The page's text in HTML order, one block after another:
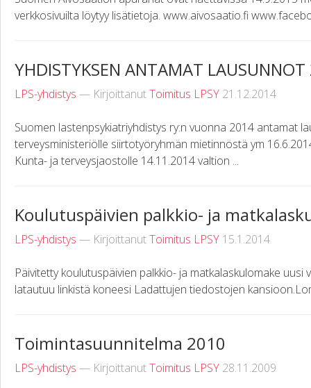
verkkosivuilta löytyy lisätietoja. www.aivosaatio.fi
YHDISTYKSEN ANTAMAT
LPS-yhdistys — KirjoittanutToimitus LPSY 21.12.2014
Suomen lastenpsykiatriyhdistys ry:n vuonna 2014 antamat
terveysministeriölle siirtotyöryhmän mietinnöstä ym
Kunta- ja terveysjaostolle 14.11.2014 valtion ...
Koulutuspäivien palkkio- ja
LPS-yhdistys — KirjoittanutToimitus LPSY 15.1.2014
Päivitetty koulutuspäivien palkkio- ja matkalaskulomake
latautuu linkistä koneesi Ladattujen tiedostojen
Toimintasuunnitelma 2010
LPS-yhdistys — KirjoittanutToimitus LPSY 28.11.2009